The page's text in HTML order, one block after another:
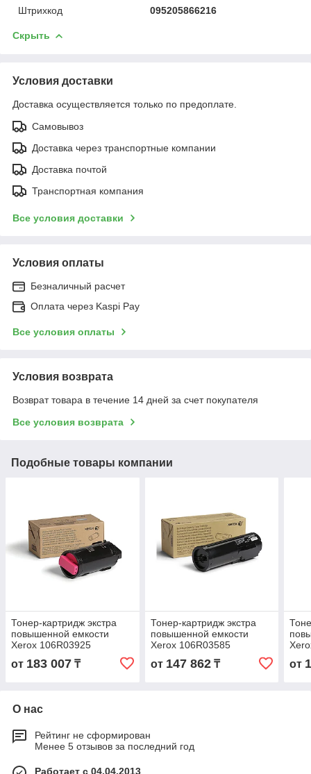
Штрихкод
095205866216
Скрыть
Условия доставки
Доставка осуществляется только по предоплате.
Самовывоз
Доставка через транспортные компании
Доставка почтой
Транспортная компания
Все условия доставки
Условия оплаты
Безналичный расчет
Оплата через Kaspi Pay
Все условия оплаты
Условия возврата
Возврат товара в течение 14 дней за счет покупателя
Все условия возврата
Подобные товары компании
Тонер-картридж экстра
повышенной емкости
Xerox 106R03925
от 183 007 ₸
Тонер-картридж экстра
повышенной емкости
Xerox 106R03585
от 147 862₸ от
О нас
Рейтинг не сформирован
Менее 5 отзывов за последний год
Работает с 04.04.2013